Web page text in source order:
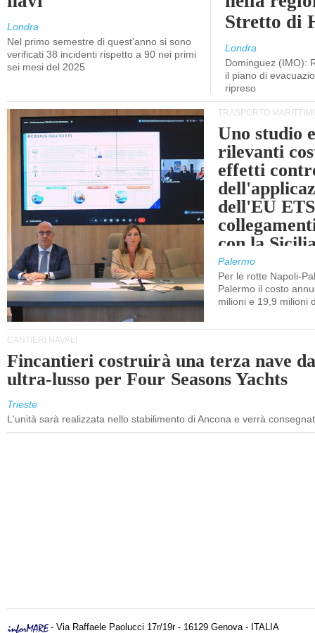
Londra
Nel primo semestre di quest'anno si sono
verificati 38 incidenti rispetto a 90 nei primi
sei mesi del 2025
Stretto di
Londra
Dominguez (IMO):
il piano di
ripreso
TRASPORTO
Uno studio
rilevanti
effetti
dell'EU
con la
Palermo
Per le rotte Napoli-
Palermo il costo
milioni e 19,9 milioni
CANTIERI NAVALI
Fincantieri costruirà una terza nave
ultra-lusso per Four Seasons Yachts
Trieste
L'unità sarà realizzata nello stabilimento di Ancona e verrà
- Via Raffaele Paolucci 17r/19r - 16129 Genova - ITALIA